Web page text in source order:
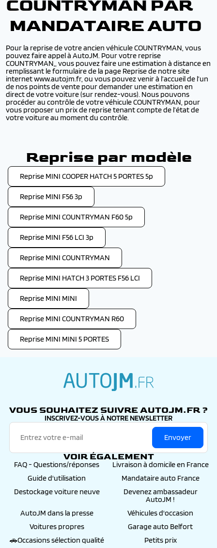
COUNTRYMAN PAR
MANDATAIRE AUTO
Pour la reprise de votre ancien véhicule COUNTRYMAN, vous
pouvez faire appel à AutoJM. Pour votre reprise
COUNTRYMAN,, vous pouvez faire une estimation à distance en
remplissant le formulaire de la page Reprise de notre site
internet www.autojm.fr, ou vous pouvez venir à l’accueil de l’un
de nos points de vente pour demander une estimation en
direct de votre voiture (sur rendez-vous). Nous pouvons
procéder au contrôle de votre véhicule COUNTRYMAN, pour
vous proposer un prix de reprise tenant compte de l’état de
votre voiture au moment du contrôle.
Reprise par modèle
Reprise MINI COOPER HATCH 5 PORTES 5p
Reprise MINI F56 3p
Reprise MINI COUNTRYMAN F60 5p
Reprise MINI F56 LCI 3p
Reprise MINI COUNTRYMAN
Reprise MINI HATCH 3 PORTES F56 LCI
Reprise MINI MINI
Reprise MINI COUNTRYMAN R60
Reprise MINI MINI 5 PORTES
VOUS SOUHAITEZ SUIVRE AUTOJM.FR ?
INSCRIVEZ-VOUS À NOTRE NEWSLETTER
Envoyer
VOIR ÉGALEMENT
FAQ - Questions/réponses
Livraison à domicile en France
Guide d'utilisation
Mandataire auto France
Destockage voiture neuve
Devenez ambassadeur
AutoJM !
AutoJM dans la presse
Véhicules d'occasion
Voitures propres
Garage auto Belfort
🚗Occasions sélection qualité
Petits prix